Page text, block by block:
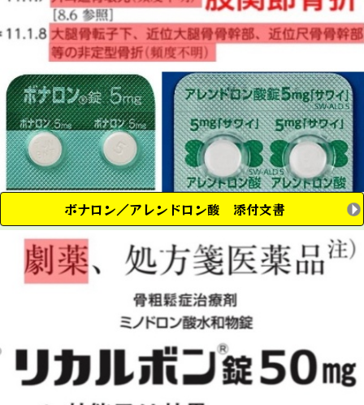
ボナロン／アレンドロン酸 添付文書